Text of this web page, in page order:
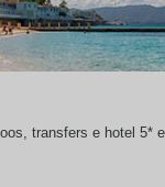
transfers e hotel 5*